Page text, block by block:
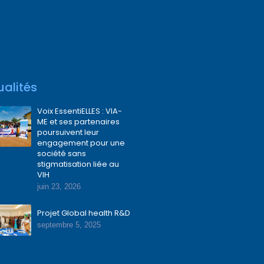
Voix EssentiELLES : VIA-
ME et ses partenaires
poursuivent leur
engagement pour une
société sans
stigmatisation liée au
VIH
juin 23, 2026
Projet Global health R&D
septembre 5, 2025